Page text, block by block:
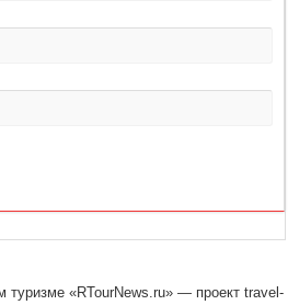
туризме «RTourNews.ru» — проект travel-